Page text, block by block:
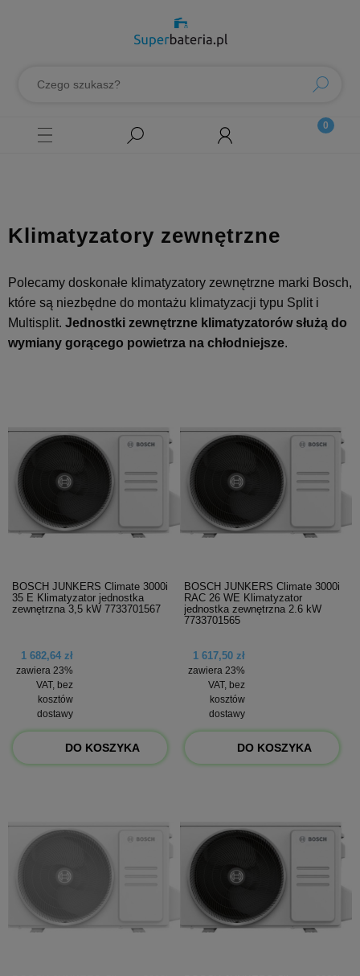
Klimatyzatory zewnętrzne
Polecamy doskonałe klimatyzatory zewnętrzne marki Bosch,
które są niezbędne do montażu klimatyzacji typu Split i
Multisplit. Jednostki zewnętrzne klimatyzatorów służą do
wymiany gorącego powietrza na chłodniejsze.
BOSCH JUNKERS Climate 3000i
35 E Klimatyzator jednostka
zewnętrzna 3,5 kW 7733701567
1 682,64 zł
zawiera 23%
VAT, bez
kosztów
dostawy
DO KOSZYKA
BOSCH JUNKERS Climate 3000i
RAC 26 WE Klimatyzator
jednostka zewnętrzna 2.6 kW
7733701565
1 617,50 zł
zawiera 23%
VAT, bez
kosztów
dostawy
DO KOSZYKA